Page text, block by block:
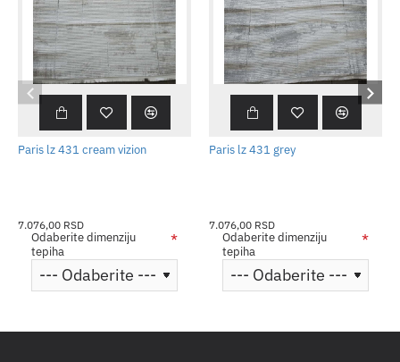
Paris lz 431 cream vizion
7.076,00 RSD
Odaberite dimenziju
tepiha
Paris lz 431 grey
7.076,00 RSD
Odaberite dimenziju
tepiha